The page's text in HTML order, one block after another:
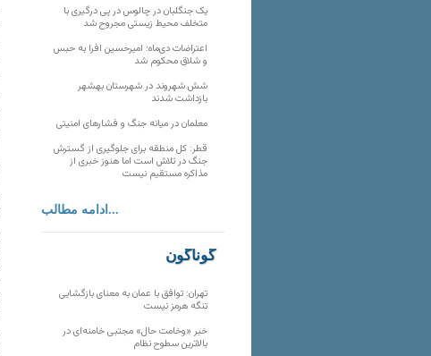
یک جنگلبان در چالوس در پی درگیری با
متخلف محیط زیستی مجروح شد
اعتراضات دی‌ماه؛ امیرحسین افرا به حبس
و شلاق محکوم شد
شش شهروند در شهرستان بهشهر
بازداشت شدند
معلمان در میانه جنگ و فشارهای امنیتی
قطر: کل منطقه برای جلوگیری از گسترش
جنگ در تلاش است اما هنوز خبری از
مذاکره مستقیم نیست
ادامه مطالب...
گوناگون
تهران: توافق با عمان به معنای بازگشایی
تنگه هرمز نیست
خبر «وخامت حال» مجتبی خامنه‌ای در
بالاترین سطوح نظام